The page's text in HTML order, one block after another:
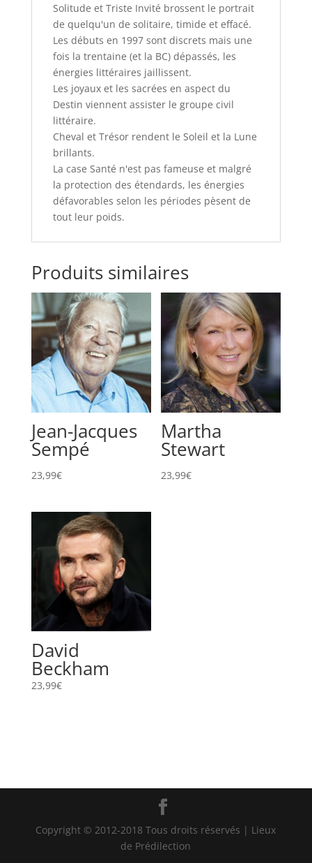
Solitude et Triste Invité brossent le portrait
de quelqu'un de solitaire, timide et effacé.
Les débuts en 1997 sont discrets mais une
fois la trentaine (et la BC) dépassés, les
énergies littéraires jaillissent.
Les joyaux et les sacrées en aspect du
Destin viennent assister le groupe civil
littéraire.
Cheval et Trésor rendent le Soleil et la Lune
brillants.
La case Santé n'est pas fameuse et malgré
la protection des étendards, les énergies
défavorables selon les périodes pèsent de
tout leur poids.
Produits similaires
Jean-Jacques
Sempé
23,99€
Martha
Stewart
23,99€
David
Beckham
23,99€
Copyright © 2012-2018 Tous droits réservés | Lieux
de Prédilection